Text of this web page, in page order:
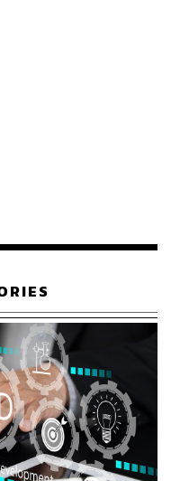
ยีแล้ว เราจึงสามารถ
บริษัทเทคโนโลยี
าจจะไม่คิดว่า
การเกษตร อาหาร และ
ตสาหกรรมที่ใช้แรงงาน
โนโลยีต่ำ แต่กลับกัน
มากขึ้น โดยเฉพาะโด